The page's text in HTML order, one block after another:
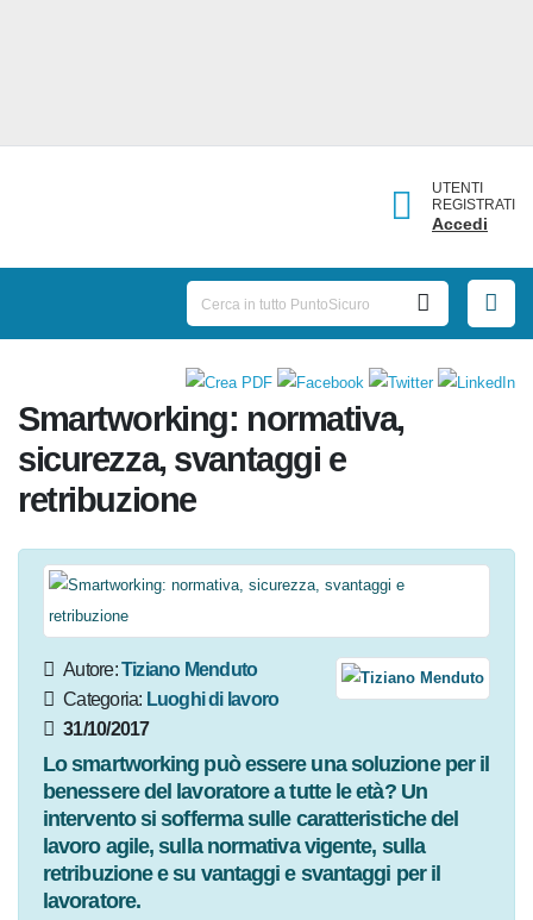
UTENTI
REGISTRATI
Accedi
Smartworking: normativa,
sicurezza, svantaggi e
retribuzione
Autore:Tiziano Menduto
Categoria: Luoghi di lavoro
31/10/2017
Lo smartworking può essere una soluzione per il
benessere del lavoratore a tutte le età? Un
intervento si sofferma sulle caratteristiche del
lavoro agile, sulla normativa vigente, sulla
retribuzione e su vantaggi e svantaggi per il
lavoratore.